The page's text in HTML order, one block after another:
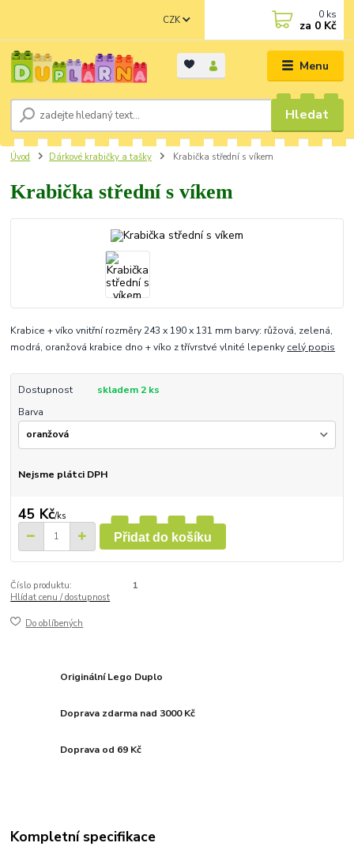
Menu
CZK
Hledat
0 ks
za 0 Kč
Úvod Dárkové krabičky a tašky Krabička střední s víkem
Krabička střední s víkem
Krabice + víko vnitřní rozměry 243 x 190 x 131 mm barvy: růžová, zelená,
modrá, oranžová krabice dno + víko z třívrstvé vlnité lepenky celý popis
Dostupnost
skladem 2 ks
Barva
Nejsme plátci DPH
45 Kč/ks
Přidat do košíku
Číslo produktu:
1
Hlídat cenu / dostupnost
Do oblíbených
Originální Lego Duplo
Doprava zdarma nad 3000 Kč
Doprava od 69 Kč
Kompletní specifikace